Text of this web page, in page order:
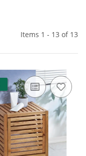
Items 1 - 13 of 13